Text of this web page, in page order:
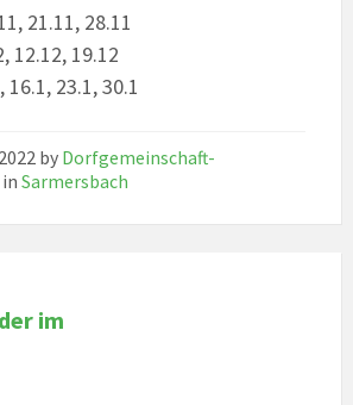
21.11, 28.11
12.12, 19.12
16.1, 23.1, 30.1
by Dorfgemeinschaft-
in Sarmersbach
im